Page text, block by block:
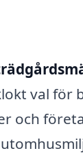
val för
och